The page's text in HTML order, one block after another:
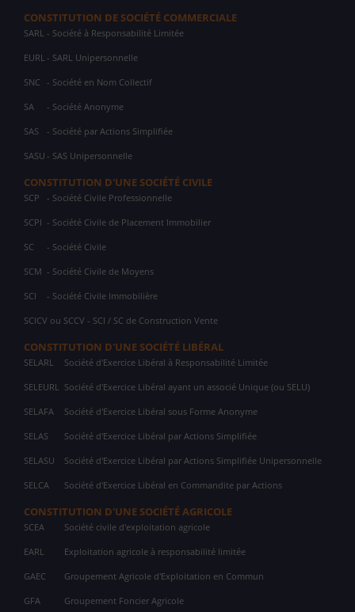
CONSTITUTION DE SOCIÉTÉ COMMERCIALE
SARL - Société à Responsabilité Limitée
EURL - SARL Unipersonnelle
SNC - Société en Nom Collectif
SA - Société Anonyme
SAS - Société par Actions Simplifiée
SASU - SAS Unipersonnelle
CONSTITUTION D'UNE SOCIÉTÉ CIVILE
SCP - Société Civile Professionnelle
SCPI - Société Civile de Placement Immobilier
SC - Société Civile
SCM - Société Civile de Moyens
SCI - Société Civile Immobilière
SCICV ou SCCV - SCI / SC de Construction Vente
CONSTITUTION D'UNE SOCIÉTÉ LIBÉRAL
SELARL Société d'Exercice Libéral à Responsabilité Limitée
SELEURL Société d'Exercice Libéral ayant un associé Unique (ou SELU)
SELAFA Société d'Exercice Libéral sous Forme Anonyme
SELAS Société d'Exercice Libéral par Actions Simplifiée
SELASU Société d'Exercice Libéral par Actions Simplifiée Unipersonnelle
SELCA Société d'Exercice Libéral en Commandite par Actions
CONSTITUTION D'UNE SOCIÉTÉ AGRICOLE
SCEA Société civile d'exploitation agricole
EARL Exploitation agricole à responsabilité limitée
GAEC Groupement Agricole d'Exploitation en Commun
GFA Groupement Foncier Agricole